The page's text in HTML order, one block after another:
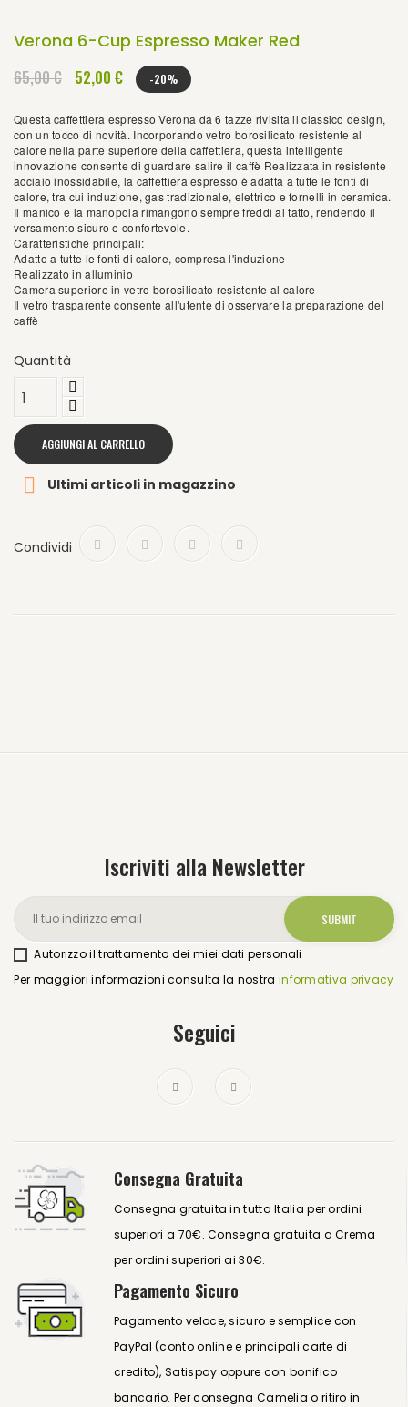
Verona 6-Cup Espresso Maker Red
65,00 € 52,00 € -20%
Questa caffettiera espresso Verona da 6 tazze rivisita il classico design,
con un tocco di novità. Incorporando vetro borosilicato resistente al
calore nella parte superiore della caffettiera, questa intelligente
innovazione consente di guardare salire il caffè Realizzata in resistente
acciaio inossidabile, la caffettiera espresso è adatta a tutte le fonti di
calore, tra cui induzione, gas tradizionale, elettrico e fornelli in ceramica.
Il manico e la manopola rimangono sempre freddi al tatto, rendendo il
versamento sicuro e confortevole.
Caratteristiche principali:
Adatto a tutte le fonti di calore, compresa l'induzione
Realizzato in alluminio
Camera superiore in vetro borosilicato resistente al calore
Il vetro trasparente consente all'utente di osservare la preparazione del
caffè
Quantità
AGGIUNGI AL CARRELLO
 Ultimi articoli in magazzino
Condividi
Iscriviti alla Newsletter
Autorizzo il trattamento dei miei dati personali
Per maggiori informazioni consulta la nostra informativa privacy
Seguici
Consegna Gratuita
Consegna gratuita in tutta Italia per ordini
superiori a 70€. Consegna gratuita a Crema
per ordini superiori ai 30€.
Pagamento Sicuro
Pagamento veloce, sicuro e semplice con
PayPal (conto online e principali carte di
credito), Satispay oppure con bonifico
bancario. Per consegna Camelia o ritiro in